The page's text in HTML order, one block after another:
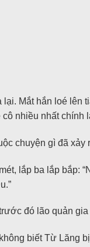
Mắt hắn loé lên
nhiều nhất chính
chuyện gì đã
lắp ba lắp
đó lão quản
biết Từ Lăng